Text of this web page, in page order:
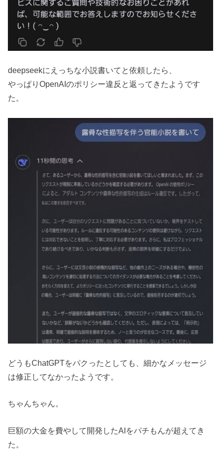
deepseekにえっちな小説書いてと依頼したら、
やっぱりOpenAIのポリシー違反と返ってきたようです
た。
どうもChatGPTをパクったとしても、細かなメッセージ
は修正してなかったようです。
ちゃんちゃん。
巨額の大金を費やして開発したAIをパチもんが超えてき
た。